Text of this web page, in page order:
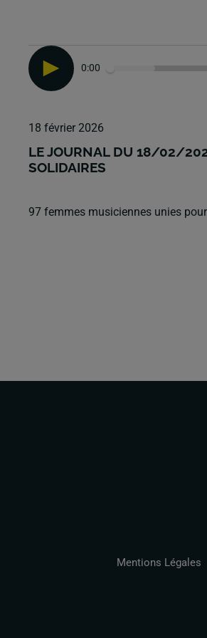
0:00
18 février 2026
LE JOURNAL DU 18/02/
SOLIDAIRES
97 femmes musiciennes unies
Mentions Légales